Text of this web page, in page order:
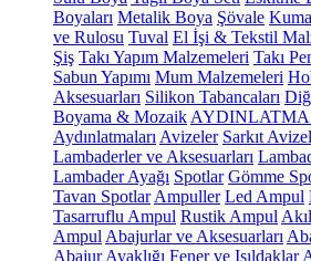
Boyaları Metalik Boya Şövale
ve Rulosu Tuval El İşi & Tekstil
Şiş Takı Yapım Malzemeleri Takı
Sabun Yapımı Mum Malzemeleri
Aksesuarları Silikon Tabancaları
Boyama & Mozaik
Aydınlatmaları Avizeler Sarkıt
Lambaderler ve Aksesuarları
Lambader Ayağı Spotlar Gömme
Tavan Spotlar Ampuller Led Ampul
Tasarruflu Ampul Rustik Ampul
Ampul Abajurlar ve Aksesuarları
Abajur Ayaklığı Fener ve Işıldaklar